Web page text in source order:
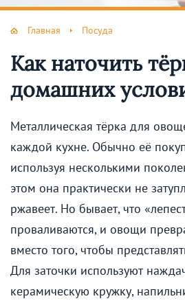
Главная Посуда
Как наточить
домашних
Металлическая тёрка для
каждой кухне. Обычно её
используя несколькими
этом она практически не
ржавеет. Но бывает, что
проваливаются, и овощи
вместо того, чтобы
Для заточки используют
керамическую кружку,